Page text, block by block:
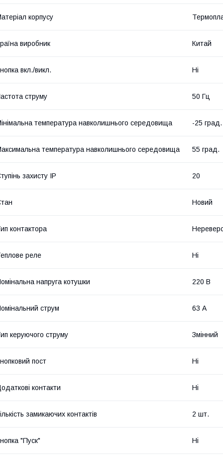
корпусу
виробник Китай
вкл./викл. Ні
струму 50 Гц
температура навколишнього середовища -25 град.
температура навколишнього середовища 55 град.
захисту IP 20
Новий
контактора
реле Ні
напруга котушки 220 В
струм 63 А
керуючого струму Змінний
пост Ні
контакти Ні
замикаючих контактів 2 шт.
"Пуск" Ні